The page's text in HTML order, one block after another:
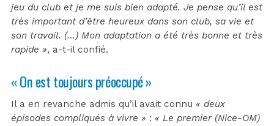
jeu du club et je me suis bien adapté. Je pense qu’il est
très important d’être heureux dans son club, sa vie et
son travail. (…) Mon adaptation a été très bonne et très
rapide », a-t-il confié.
« On est toujours préoccupé »
Il a en revanche admis qu’il avait connu « deux
épisodes compliqués à vivre » : « Le premier (Nice-OM)